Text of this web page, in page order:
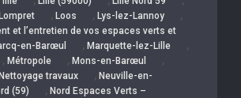
Lompret , Loos , Lys-lez-Lannoy ,
et l’entretien de vos espaces verts et
en-Barœul , Marquette-lez-Lille ,
, Métropole , Mons-en-Barœul ,
Nettoyage travaux , Neuville-en-
(59) , Nord Espaces Verts –